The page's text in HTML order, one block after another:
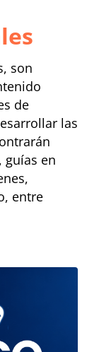
son
de
las
guías en
entre